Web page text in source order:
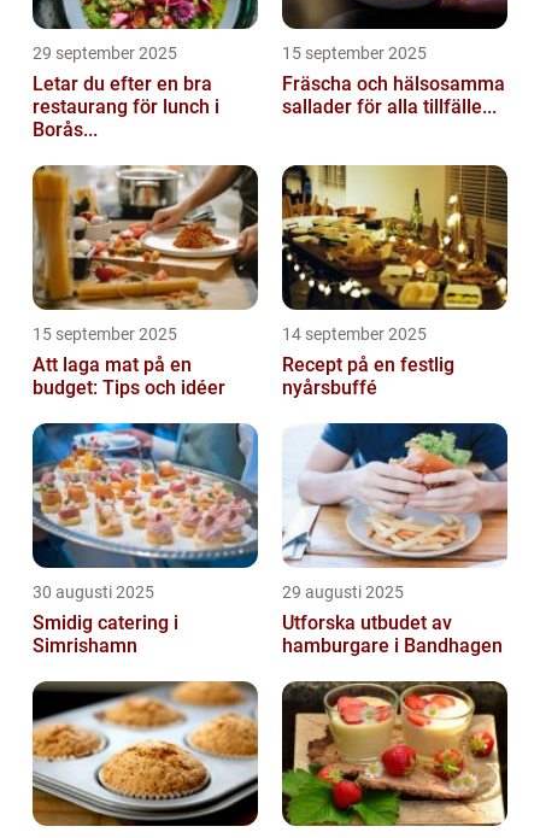
29 september 2025
Letar du efter en bra
restaurang för lunch i
Borås...
15 september 2025
Fräscha och hälsosamma
sallader för alla tillfälle...
15 september 2025
Att laga mat på en
budget: Tips och idéer
14 september 2025
Recept på en festlig
nyårsbuffé
30 augusti 2025
Smidig catering i
Simrishamn
29 augusti 2025
Utforska utbudet av
hamburgare i Bandhagen